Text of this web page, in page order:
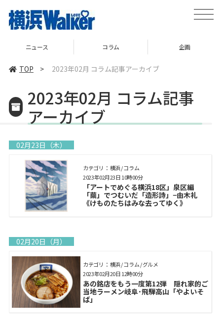
toggle
ニュース コラム 企画
TOP > 2023年02月 コラム記事アーカイブ
2023年02月 コラム記事
アーカイブ
02月23日（木）
カテゴリ： 横浜 / コラム
「アートでめぐる横浜18区」泉区編
「繭」でつむいだ「造形詩」−由木礼
《けものたちはみな去ってゆく》
2023年02月23日 10時00分
02月20日（月）
カテゴリ： 横浜 / コラム / グルメ
あの銘店をもう一度第12弾 隠れ家的ご
当地ラーメン岐阜･飛騨高山「やよいそ
ば」
2023年02月20日 12時00分